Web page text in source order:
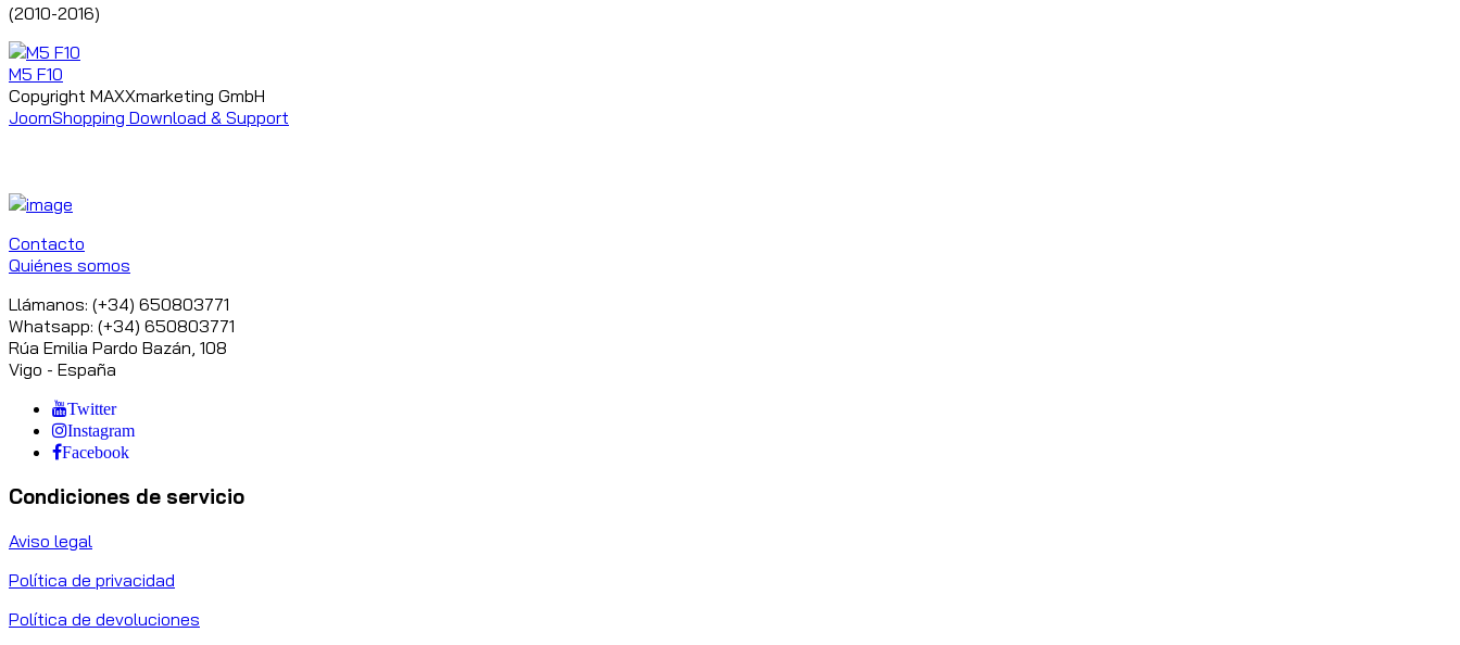
(2010-2016)
M5 F10
Copyright MAXXmarketing GmbH
JoomShopping Download & Support
Contacto
Quiénes somos
Llámanos: (+34) 650803771
Whatsapp: (+34) 650803771
Rúa Emilia Pardo Bazán, 108
Vigo - España
Twitter
Instagram
Facebook
Condiciones de servicio
Aviso legal
Política de privacidad
Política de devoluciones